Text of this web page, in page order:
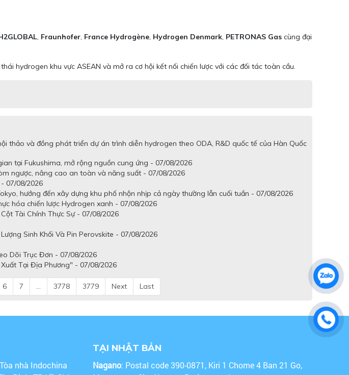
, Fraunhofer, France Hydrogène, Hydrogen Denmark, PETRONAS Gas cùng đại
hydrogen khu vực ASEAN và mở ra cơ hội kết nối chiến lược với các đối tác toàn cầu.
thảo và đồng phát triển dự án trình diễn hydrogen theo ODA, R&D quốc tế của Hàn Quốc
tại Fukushima, mở rộng nguồn cung ứng - 07/08/2026
ngược, nâng cao an toàn và năng suất - 07/08/2026
07/08/2026
hướng đến xây dựng khu phố nhộn nhịp cả ngày thường lẫn cuối tuần - 07/08/2026
hóa chiến lược Hydrogen xanh - 07/08/2026
Tài Chính Thực Sự - 07/08/2026
Sinh Khối Và Pin Perovskite - 07/08/2026
Dõi Trục Đơn - 07/08/2026
Tại Địa Phương" - 07/08/2026
6 7 ... 3778 3779 Next Last
nhà Indochina
TẠI NHẬT BẢN
Nagano: Postal code 390-0871, Kiri 1 Chome 4 Ban 21 Go,